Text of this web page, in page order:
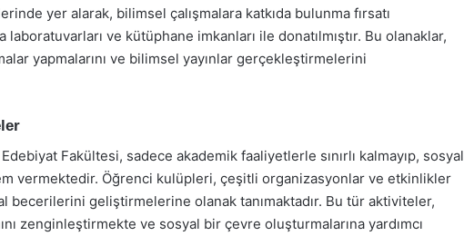
yer alarak, bilimsel çalışmalara katkıda bulunma fırsatı
laboratuvarları ve kütüphane imkanları ile donatılmıştır. Bu olanaklar,
yapmalarını ve bilimsel yayınlar gerçekleştirmelerini
Fakültesi, sadece akademik faaliyetlerle sınırlı kalmayıp, sosyal
vermektedir. Öğrenci kulüpleri, çeşitli organizasyonlar ve etkinlikler
becerilerini geliştirmelerine olanak tanımaktadır. Bu tür aktiviteler,
zenginleştirmekte ve sosyal bir çevre oluşturmalarına yardımcı